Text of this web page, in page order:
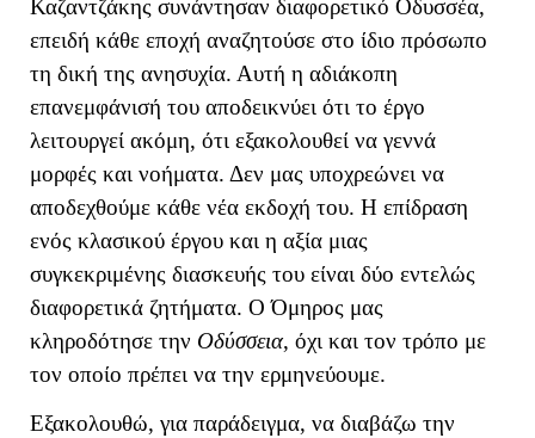
Καζαντζάκης συνάντησαν διαφορετικό Οδυσσέα,
επειδή κάθε εποχή αναζητούσε στο ίδιο πρόσωπο
τη δική της ανησυχία. Αυτή η αδιάκοπη
επανεμφάνισή του αποδεικνύει ότι το έργο
λειτουργεί ακόμη, ότι εξακολουθεί να γεννά
μορφές και νοήματα. Δεν μας υποχρεώνει να
αποδεχθούμε κάθε νέα εκδοχή του. Η επίδραση
ενός κλασικού έργου και η αξία μιας
συγκεκριμένης διασκευής του είναι δύο εντελώς
διαφορετικά ζητήματα. Ο Όμηρος μας
κληροδότησε την Οδύσσεια, όχι και τον τρόπο με
τον οποίο πρέπει να την ερμηνεύουμε.
Εξακολουθώ, για παράδειγμα, να διαβάζω την